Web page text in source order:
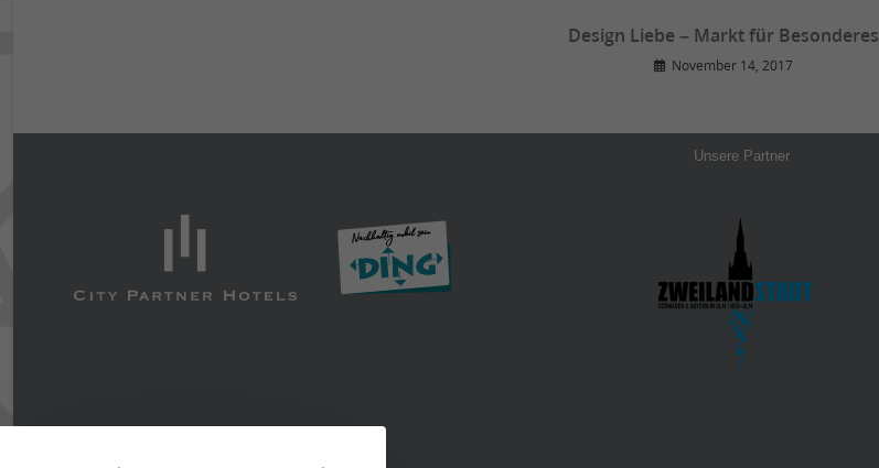
Design Liebe – Markt für Besonderes
November 14, 2017
Unsere Partner